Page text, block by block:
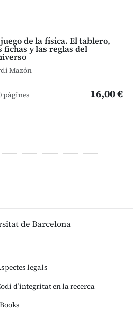
de la física. El tablero,
fichas y las reglas del
Mazón
pàgines 16,00 €
legals
d’integritat en la recerca